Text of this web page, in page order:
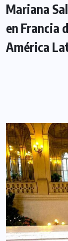
Mariana
en Francia
América